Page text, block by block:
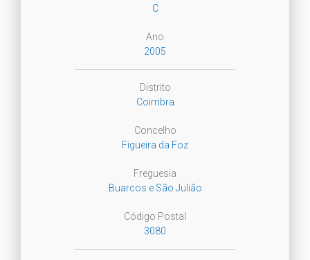
C
Ano
2005
Distrito
Coimbra
Concelho
Figueira da Foz
Freguesia
Buarcos e São Julião
Código Postal
3080